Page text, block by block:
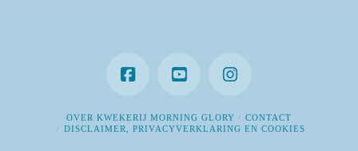
OVER KWEKERIJ MORNING GLORY
CONTACT
DISCLAIMER, PRIVACYVERKLARING EN COOKIES